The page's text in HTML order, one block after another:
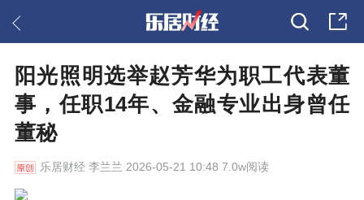
阳光照明选举赵芳华为职工代表董
事，任职14年、金融专业出身曾任
董秘
乐居财经李兰兰 2026-05-21 10:48 7.0w阅读